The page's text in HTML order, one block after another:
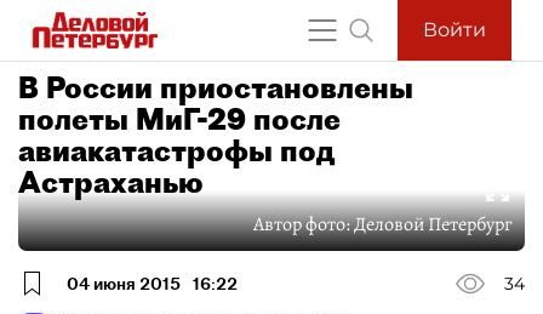
Войти
В России приостановлены
полеты МиГ-29 после
авиакатастрофы под
Астраханью
Автор фото:Деловой Петербург
04 июня 2015 16:22
34